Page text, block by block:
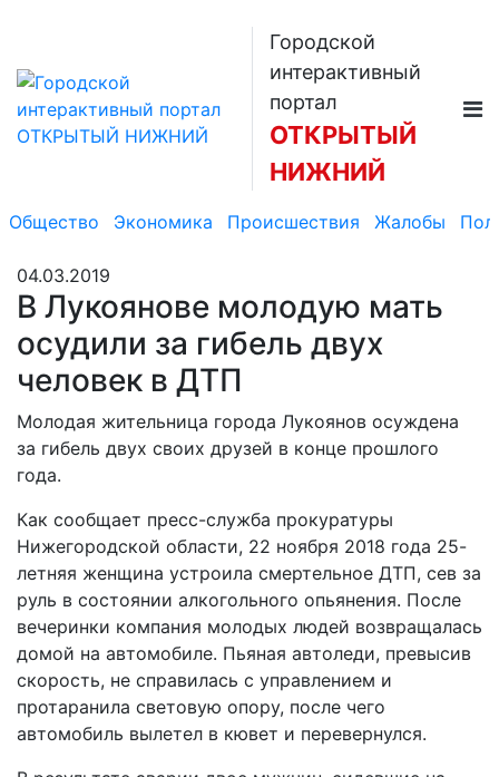
Городской
интерактивный
портал
ОТКРЫТЫЙ
НИЖНИЙ
Общество Экономика Происшествия Жалобы
04.03.2019
В Лукоянове молодую мать
осудили за гибель двух
человек в ДТП
Молодая жительница города Лукоянов осуждена
за гибель двух своих друзей в конце прошлого
года.
Как сообщает пресс-служба прокуратуры
Нижегородской области, 22 ноября 2018 года 25-
летняя женщина устроила смертельное ДТП, сев за
руль в состоянии алкогольного опьянения. После
вечеринки компания молодых людей возвращалась
домой на автомобиле. Пьяная автоледи, превысив
скорость, не справилась с управлением и
протаранила световую опору, после чего
автомобиль вылетел в кювет и перевернулся.